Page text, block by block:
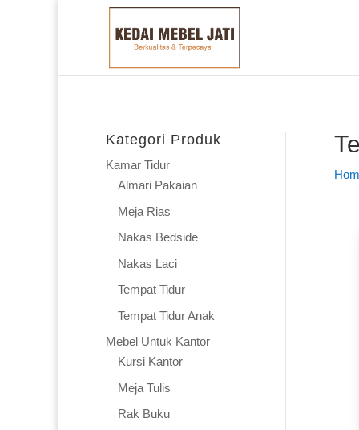
Kategori Produk
Kamar Tidur
Almari Pakaian
Meja Rias
Nakas Bedside
Nakas Laci
Tempat Tidur
Tempat Tidur Anak
Mebel Untuk Kantor
Kursi Kantor
Meja Tulis
Rak Buku